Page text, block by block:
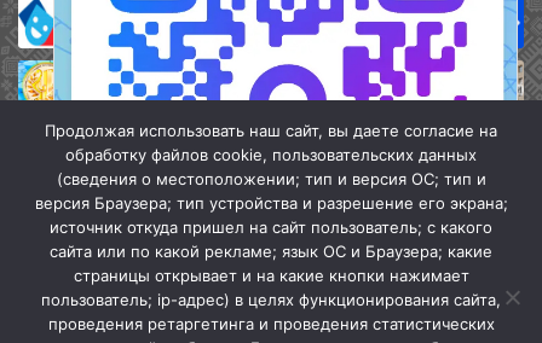
Продолжая использовать наш сайт, вы даете согласие на
обработку файлов cookie, пользовательских данных
(сведения о местоположении; тип и версия ОС; тип и
версия Браузера; тип устройства и разрешение его экрана;
источник откуда пришел на сайт пользователь; с какого
сайта или по какой рекламе; язык ОС и Браузера; какие
страницы открывает и на какие кнопки нажимает
пользователь; ip-адрес) в целях функционирования сайта,
проведения ретаргетинга и проведения статистических